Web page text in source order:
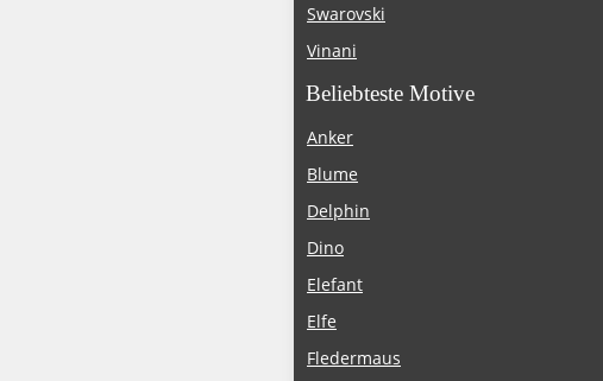
Swarovski
Vinani
Beliebteste Motive
Anker
Blume
Delphin
Dino
Elefant
Elfe
Fledermaus